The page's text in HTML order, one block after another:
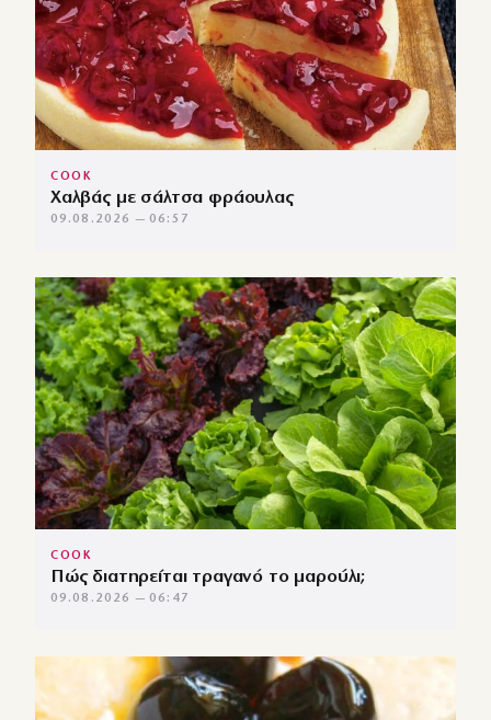
COOK
Χαλβάς με σάλτσα φράουλας
09.08.2026 — 06:57
COOK
Πώς διατηρείται τραγανό το μαρούλι;
09.08.2026 — 06:47